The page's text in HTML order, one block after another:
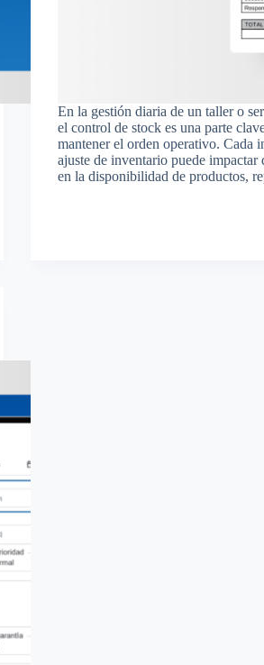
En la gestión diaria de un taller o
el control de stock es una parte
mantener el orden operativo. Cada
ajuste de inventario puede impactar
en la disponibilidad de productos,